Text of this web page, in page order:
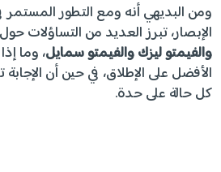
ومن البديهي أنه ومع التطور
الإبصار، تبرز العديد من التساؤلات
والفيمتو ليزك والفيمتو سمايل، وما
الأفضل على الإطلاق، في حين أن
كل حالة على حدة.